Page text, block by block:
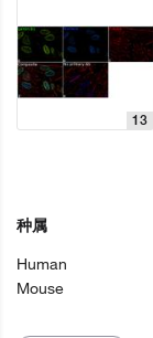
13
种属
Human
Mouse